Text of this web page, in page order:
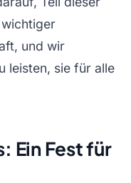
und wir
leisten, sie für alle
Ein Fest für